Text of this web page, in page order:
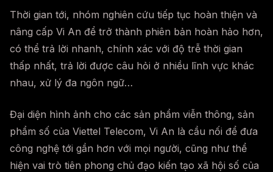
Thời gian tới, nhóm nghiên cứu tiếp tục hoàn thiện và
nâng cấp Vi An để trở thành phiên bản hoàn hảo hơn,
có thể trả lời nhanh, chính xác với độ trễ thời gian
thấp nhất, trả lời được câu hỏi ở nhiều lĩnh vực khác
nhau, xử lý đa ngôn ngữ…
Đại diện hình ảnh cho các sản phẩm viễn thông, sản
phẩm số của Viettel Telecom, Vi An là cầu nối để đưa
công nghệ tới gần hơn với mọi người, cũng như thể
hiện vai trò tiên phong chủ đạo kiến tạo xã hội số của